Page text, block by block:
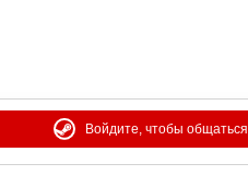
Войдите, чтобы общаться